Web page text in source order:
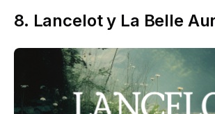
8. Lancelot y La Belle